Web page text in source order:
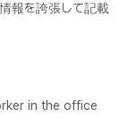
報を誇張して記載
in the office